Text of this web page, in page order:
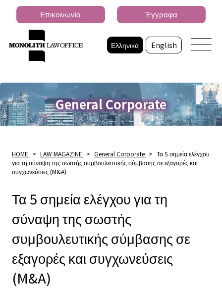
Ελληνικά English
Επικοινωνία Έγγραφα
General Corporate
HOME > LAW MAGAZINE > General Corporate > Τα 5 σημεία ελέγχου
για τη σύναψη της σωστής συμβουλευτικής σύμβασης σε εξαγορές και
συγχωνεύσεις (M&A)
Τα 5 σημεία ελέγχου για τη
σύναψη της σωστής
συμβουλευτικής σύμβασης σε
εξαγορές και συγχωνεύσεις
(M&A)